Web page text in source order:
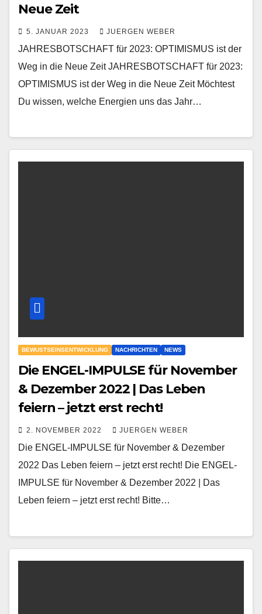
Neue Zeit
5. JANUAR 2023 JUERGEN WEBER
JAHRESBOTSCHAFT für 2023: OPTIMISMUS ist der
Weg in die Neue Zeit JAHRESBOTSCHAFT für 2023:
OPTIMISMUS ist der Weg in die Neue Zeit Möchtest
Du wissen, welche Energien uns das Jahr…
BEWUSTSEINSENTWICKLUNG NACHRICHTEN NEWS
Die ENGEL-IMPULSE für November
& Dezember 2022 | Das Leben
feiern – jetzt erst recht!
2. NOVEMBER 2022 JUERGEN WEBER
Die ENGEL-IMPULSE für November & Dezember
2022 Das Leben feiern – jetzt erst recht! Die ENGEL-
IMPULSE für November & Dezember 2022 | Das
Leben feiern – jetzt erst recht! Bitte…